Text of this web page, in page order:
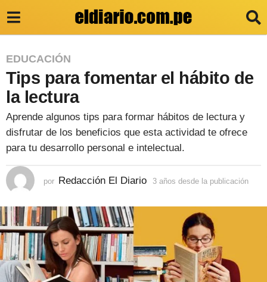
3
a
ñ
o
s
d
e
s
e
l
a
p
EDUCACIÓN
Tips para fomentar el hábito de
la lectura
Aprende algunos tips para formar hábitos de lectura y
disfrutar de los beneficios que esta actividad te ofrece
para tu desarrollo personal e intelectual.
por Redacción El Diario 3 años desde la publicación